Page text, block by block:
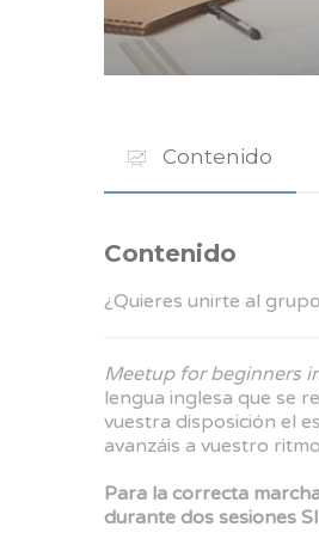
Contenido
Contenido
¿Quieres unirte al
Meetup for beginners
lengua inglesa que se
vuestra disposición el
avanzáis a vuestro
Para la correcta
durante dos sesiones